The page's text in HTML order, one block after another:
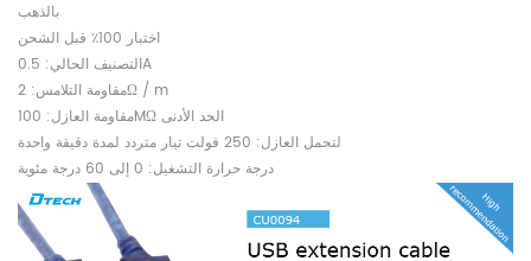
بالذهب
اختبار 100٪ قبل الشحن
التصنيف الحالي: 0.5A
مقاومة التلامس: 2Ω / m
مقاومة العازل: 100MΩ الحد الأدنى
لتحمل العازل: 250 فولت تيار متردد لمدة دقيقة واحدة
درجة حرارة التشغيل: 0 إلى 60 درجة مئوية